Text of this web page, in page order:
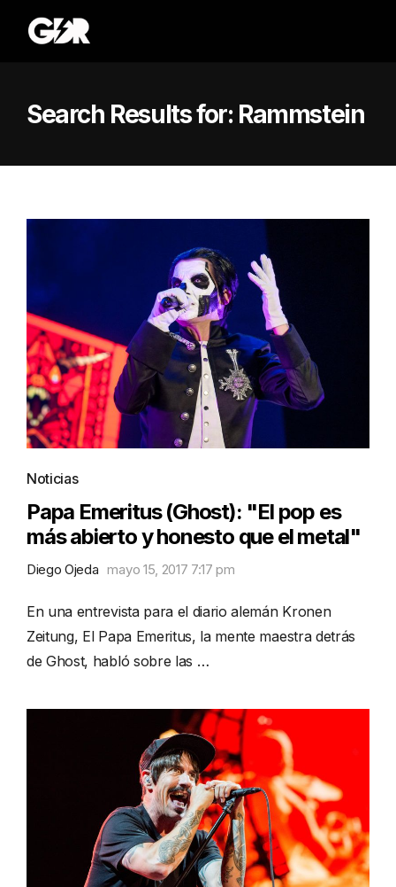
Search Results for: Rammstein
Noticias
Papa Emeritus (Ghost): "El pop es
más abierto y honesto que el metal"
Diego Ojeda mayo 15, 2017 7:17 pm
En una entrevista para el diario alemán Kronen
Zeitung, El Papa Emeritus, la mente maestra detrás
de Ghost, habló sobre las …